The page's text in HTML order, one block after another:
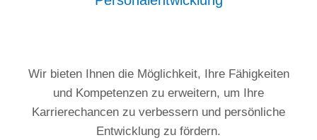
Wir bieten Ihnen die Möglichkeit, Ihre Fähigkeiten
und Kompetenzen zu erweitern, um Ihre
Karrierechancen zu verbessern und persönliche
Entwicklung zu fördern.